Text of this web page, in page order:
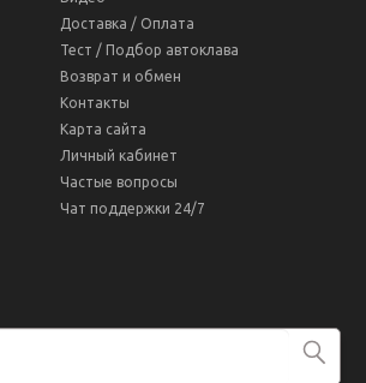
Доставка / Оплата
Тест / Подбор автоклава
Возврат и обмен
Контакты
Карта сайта
Личный кабинет
Частые вопросы
Чат поддержки 24/7